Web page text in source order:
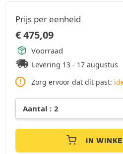
Prijs per eenheid
€475,09
Voorraad
Levering 13 - 17 augustus
Zorg ervoor dat dit past:
IN